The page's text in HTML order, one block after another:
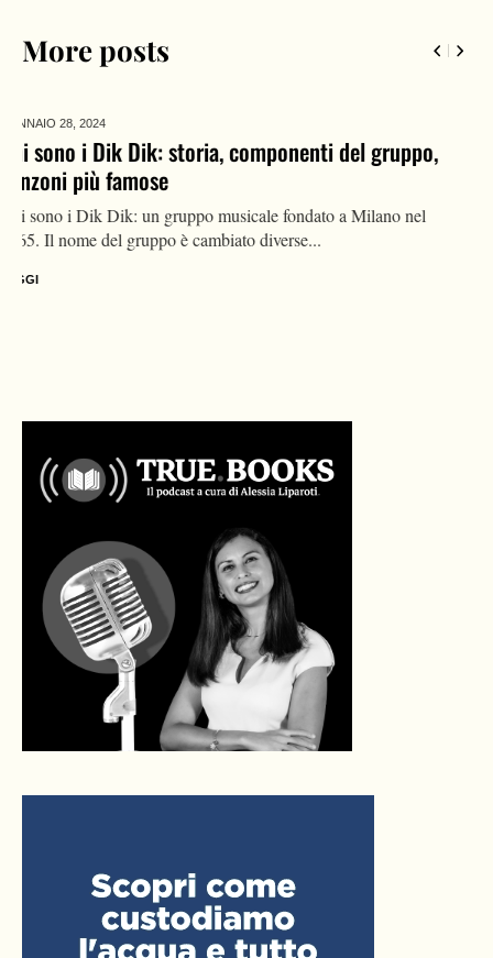
More posts
GENNAIO 21,
Chi è oggi Silvia Mezzanotte, vita privata dell’ex
voce dei Matia Bazar: compagno, canzoni, malattia
Chi è oggi Silvia Mezzanotte, nota cantante ed ex voce dei Matia
Bazar. Una vita nel mondo della musica, si...